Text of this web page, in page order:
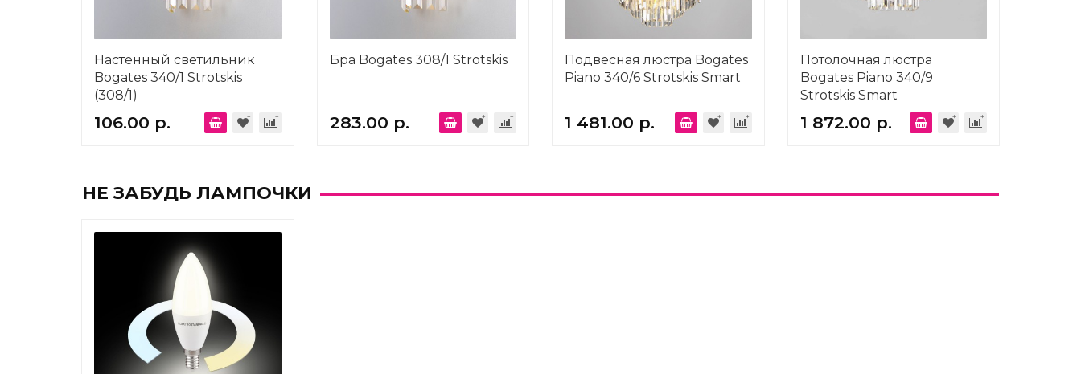
Настенный светильник
Bogates 340/1 Strotskis
(308/1)
106.00 р.
Бра Bogates 308/1 Strotskis
283.00 р.
Подвесная люстра Bogates
Piano 340/6 Strotskis Smart
1 481.00 р.
Потолочная люстра
Bogates Piano 340/9
Strotskis Smart
1 872.00 р.
НЕ ЗАБУДЬ ЛАМПОЧКИ